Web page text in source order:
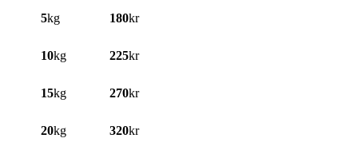
5kg 180kr
10kg 225kr
15kg 270kr
20kg 320kr